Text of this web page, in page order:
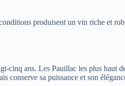
produisent un vin riche et
cinq ans. Les Pauillac les plus haut
conserve sa puissance et son